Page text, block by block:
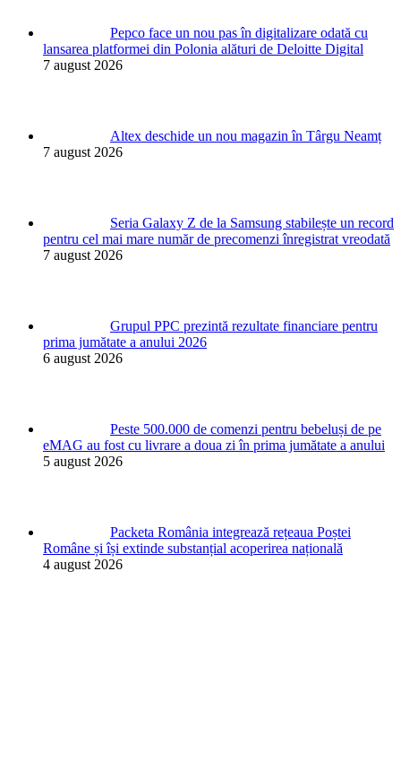
Pepco face un nou pas în digitalizare odată cu
lansarea platformei din Polonia alături de Deloitte Digital
7 august 2026
Altex deschide un nou magazin în Târgu Neamț
7 august 2026
Seria Galaxy Z de la Samsung stabilește un record
pentru cel mai mare număr de precomenzi înregistrat vreodată
7 august 2026
Grupul PPC prezintă rezultate financiare pentru
prima jumătate a anului 2026
6 august 2026
Peste 500.000 de comenzi pentru bebeluși de pe
eMAG au fost cu livrare a doua zi în prima jumătate a anului
5 august 2026
Packeta România integrează rețeaua Poștei
Române și își extinde substanțial acoperirea națională
4 august 2026